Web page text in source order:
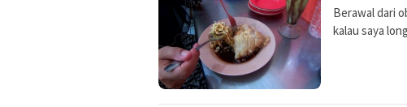
Berawal dari
kalau saya